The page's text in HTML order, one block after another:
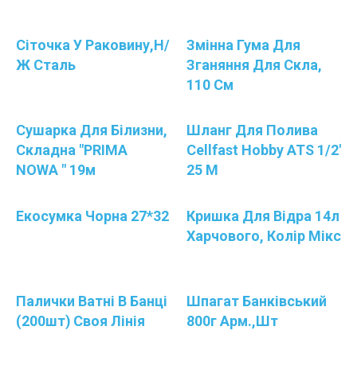
Сіточка У Раковину,н/
Ж Сталь
Змінна Гума Для
Зганяння Для Скла,
110 См
Сушарка Для Білизни,
Складна "PRIMA
NOWA " 19м
Шланг Для Полива
Cellfast Hobby ATS 1/2'
25 М
Екосумка Чорна 27*32
Кришка Для Відра 14л
Харчового, Колір Мікс
Палички Ватні В Банці
(200шт) Своя Лінія
Шпагат Банківський
800г Арм.,шт